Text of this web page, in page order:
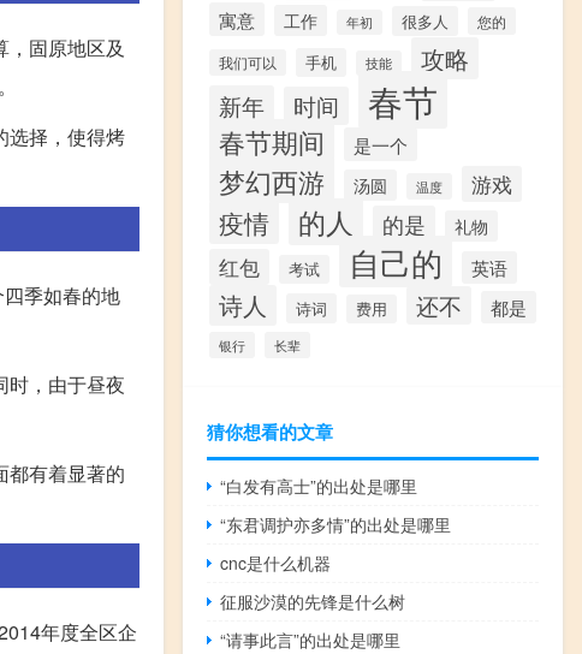
固原地区及
选择，使得烤
季如春的地
时，由于昼夜
都有着显著的
年度全区企
寓意 工作 年初 很多人 您的
我们可以 手机 技能 攻略
新年 时间 春节
春节期间 是一个
梦幻西游 汤圆 温度 游戏
疫情 的人 的是 礼物
红包 考试 自己的 英语
诗人 诗词 费用 还不 都是
银行 长辈
猜你想看的文章
“白发有高士”的出处是哪里
“东君调护亦多情”的出处是哪里
cnc是什么机器
征服沙漠的先锋是什么树
“请事此言”的出处是哪里